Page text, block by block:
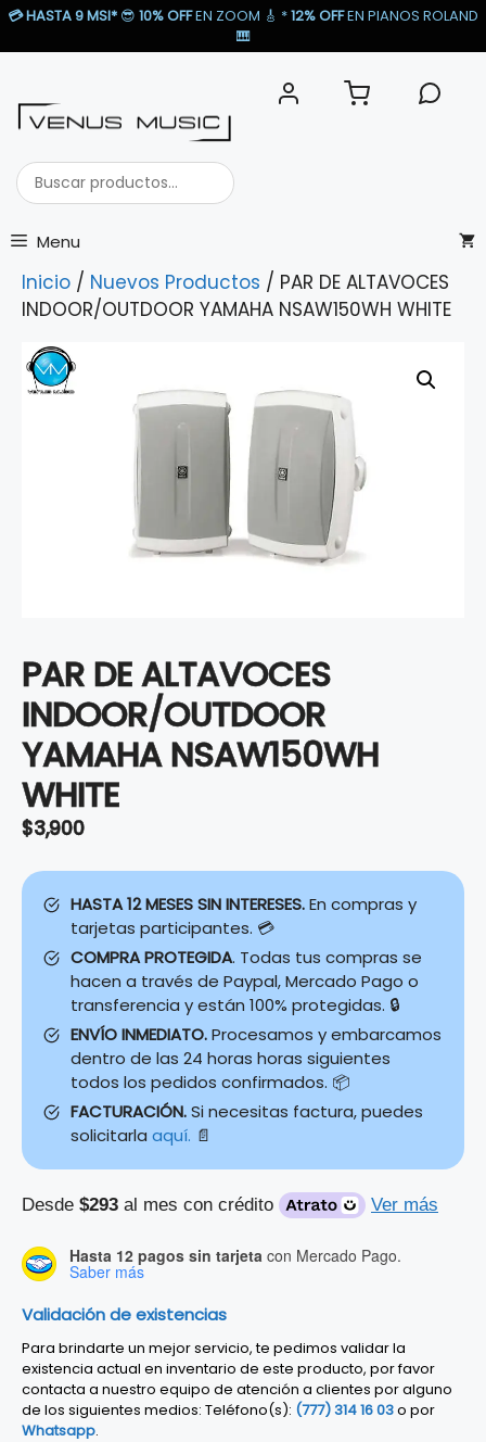
Saltar
💳HASTA 9 MSI* 😎 10% OFFEN ZOOM 🎸​ *12% OFFEN PIANOS ROLAND
🎹​
Buscar
productos...
Menu
Inicio / Nuevos Productos / PAR DE ALTAVOCES
INDOOR/OUTDOOR YAMAHA NSAW150WH WHITE
PAR DE ALTAVOCES
INDOOR/OUTDOOR
YAMAHA NSAW150WH
WHITE
$3,900
HASTA 12 MESES SIN INTERESES.En compras y
tarjetas participantes. 💳
COMPRA PROTEGIDA. Todas tus compras se
hacen a través de Paypal, Mercado Pago o
transferencia y están 100% protegidas. 🔒
ENVÍO INMEDIATO.Procesamos y embarcamos
dentro de las 24 horas horas siguientes
todos los pedidos confirmados. 📦
FACTURACIÓN.Si necesitas factura, puedes
solicitarla aquí. 📄
Desde $293 al mes con crédito Ver más
Hasta 12 pagos sin tarjeta con Mercado Pago.
Saber más
Validación de existencias
Para brindarte un mejor servicio, te pedimos validar la
existencia actual en inventario de este producto, por favor
contacta a nuestro equipo de atención a clientes por alguno
de los siguientes medios: Teléfono(s): (777) 314 16 03o por
Whatsapp.